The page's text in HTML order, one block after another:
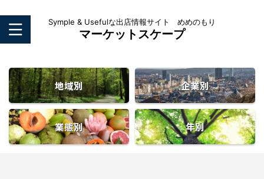
Symple & Usefulな出店情報サイト めめのもり
マーケットスケープ
地域別 企業別
業態別 年別